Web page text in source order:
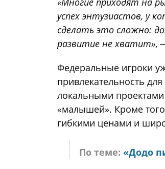
успех энтузиастов, у
сделать это сложно:
развитие не хватит»,
Федеральные игроки
привлекательность
локальными
«малышей». Кроме
гибкими ценами и
По теме: «Додо